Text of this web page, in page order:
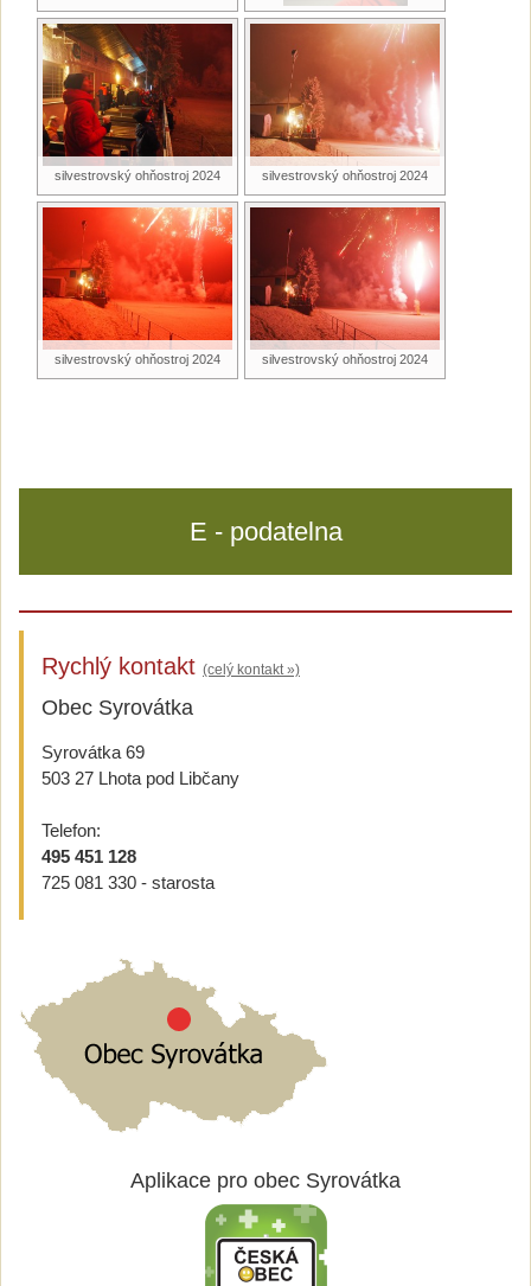
silvestrovský ohňostroj 2024 silvestrovský ohňostroj 2024
silvestrovský ohňostroj 2024 silvestrovský ohňostroj 2024
E - podatelna
Rychlý kontakt (celý kontakt »)
Obec Syrovátka
Syrovátka 69
503 27 Lhota pod Libčany
Telefon:
495 451 128
725 081 330 - starosta
Aplikace pro obec Syrovátka